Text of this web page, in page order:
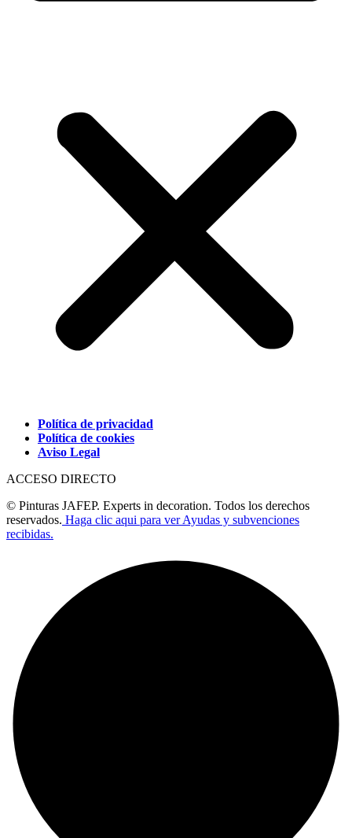
Política de privacidad
Política de cookies
Aviso Legal
ACCESO DIRECTO
© Pinturas JAFEP. Experts in decoration. Todos los derechos
reservados. Haga clic aqui para ver Ayudas y subvenciones
recibidas.